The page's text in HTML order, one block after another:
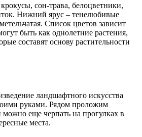
сон-трава, белоцветники,
Нижний ярус – тенелюбивые
Список цветов зависит
быть как однолетние растения,
составят основу растительности
ландшафтного искусства
руками. Рядом проложим
еще черпать на прогулках в
места.